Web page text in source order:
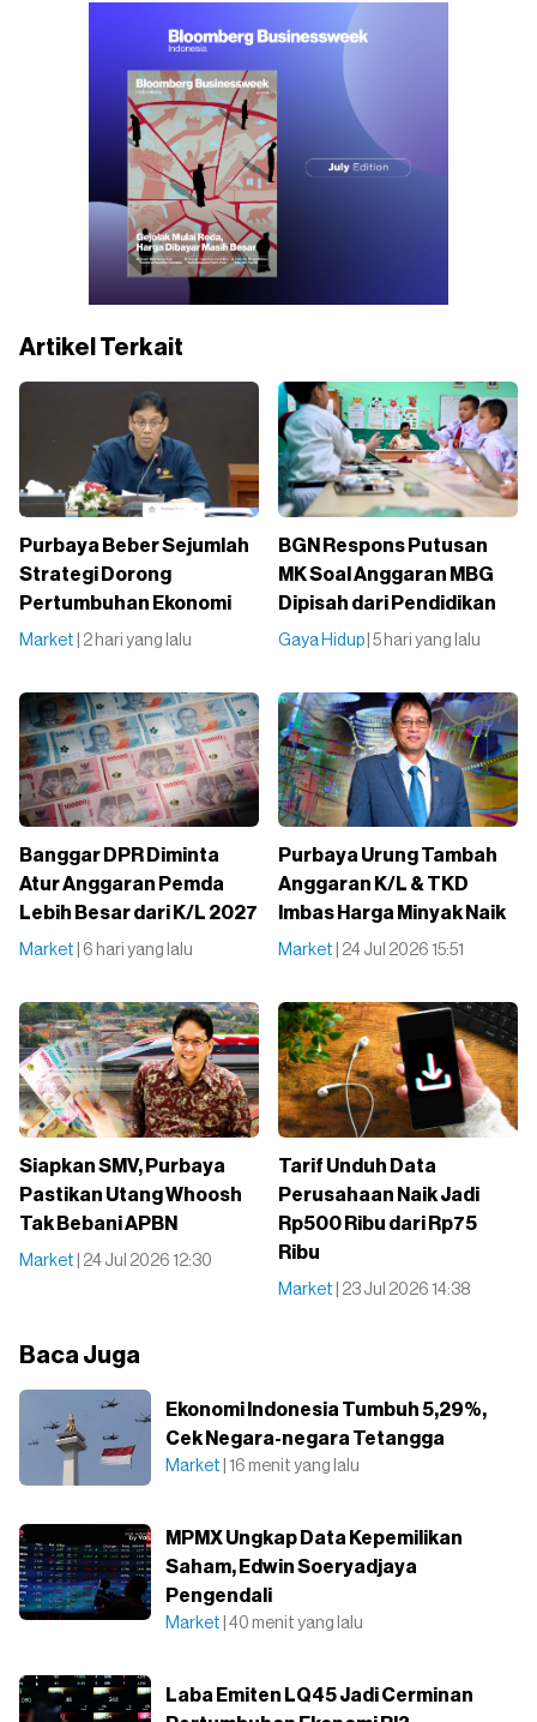
Artikel Terkait
Purbaya Beber Sejumlah
Strategi Dorong
Pertumbuhan Ekonomi
Market | 2 hari yang lalu
BGN Respons Putusan
MK Soal Anggaran MBG
Dipisah dari Pendidikan
Gaya Hidup | 5 hari yang lalu
Banggar DPR Diminta
Atur Anggaran Pemda
Lebih Besar dari K/L 2027
Market | 6 hari yang lalu
Purbaya Urung Tambah
Anggaran K/L & TKD
Imbas Harga Minyak Naik
Market | 24 Jul 2026 15:51
Siapkan SMV, Purbaya
Pastikan Utang Whoosh
Tak Bebani APBN
Market | 24 Jul 2026 12:30
Tarif Unduh Data
Perusahaan Naik Jadi
Rp500 Ribu dari Rp75
Ribu
Market | 23 Jul 2026 14:38
Baca Juga
Ekonomi Indonesia Tumbuh 5,29%,
Cek Negara-negara Tetangga
Market | 16 menit yang lalu
MPMX Ungkap Data Kepemilikan
Saham, Edwin Soeryadjaya
Pengendali
Market | 40 menit yang lalu
Laba Emiten LQ45 Jadi Cerminan